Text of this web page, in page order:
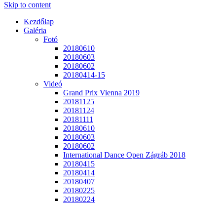
Táncversenye
Skip to content
Kezdőlap
Galéria
Fotó
20180610
20180603
20180602
20180414-15
Videó
Grand Prix Vienna 2019
20181125
20181124
20181111
20180610
20180603
20180602
International Dance Open Zágráb 2018
20180415
20180414
20180407
20180225
20180224